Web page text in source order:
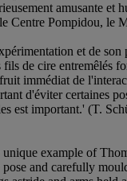
amusante et
Centre Pompidou,
et de
de cire entremêlés
immédiat de
d'éviter certaines
est important.' (T.
example of
and carefully